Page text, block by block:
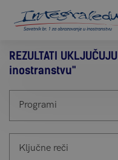
REZULTATI UKLJUČUJU
inostranstvu"
Programi
Ključne reči